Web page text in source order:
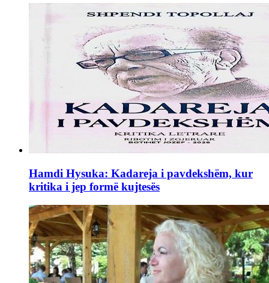
Hamdi Hysuka: Kadareja i pavdekshëm, kur
kritika i jep formë kujtesës